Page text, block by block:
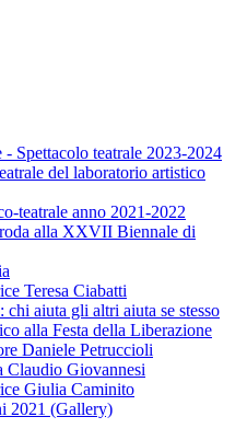
- Spettacolo teatrale 2023-2024
del laboratorio artistico
teatrale anno 2021-2022
alla XXVII Biennale di
Teresa Ciabatti
chi aiuta gli altri aiuta se stesso
alla Festa della Liberazione
Daniele Petruccioli
Claudio Giovannesi
Giulia Caminito
2021 (Gallery)